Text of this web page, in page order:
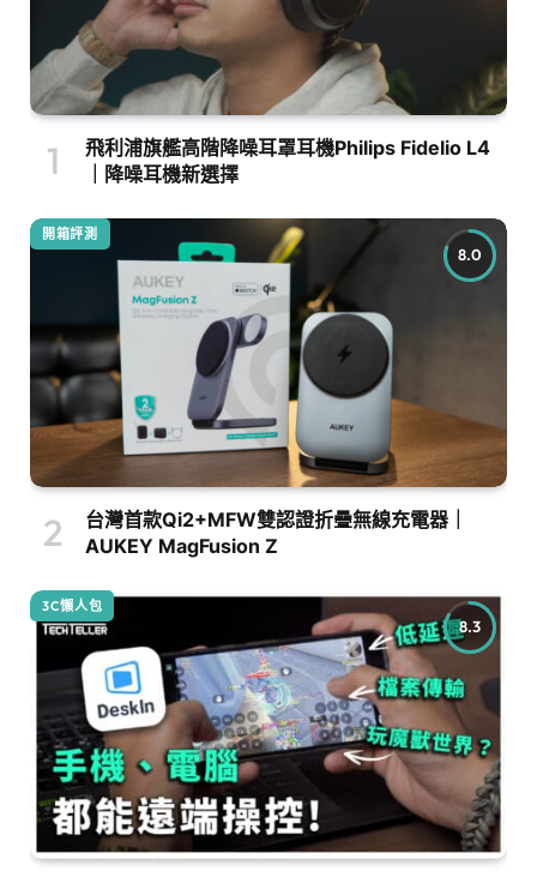
飛利浦旗艦高階降噪耳罩耳機Philips Fidelio L4
｜降噪耳機新選擇
8.0
開箱評測
台灣首款Qi2+MFW雙認證折疊無線充電器｜
AUKEY MagFusion Z
8.3
3C懶人包